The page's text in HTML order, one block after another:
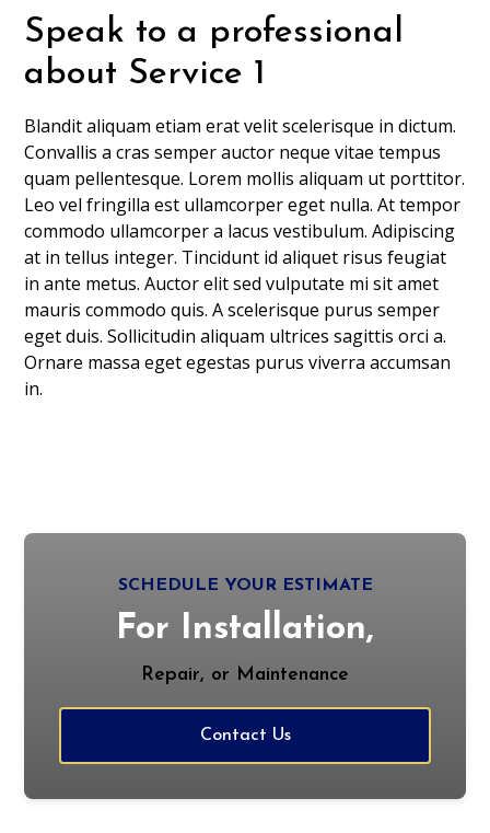
Speak to a professional
about Service 1
Blandit aliquam etiam erat velit scelerisque in dictum.
Convallis a cras semper auctor neque vitae tempus
quam pellentesque. Lorem mollis aliquam ut porttitor.
Leo vel fringilla est ullamcorper eget nulla. At tempor
commodo ullamcorper a lacus vestibulum. Adipiscing
at in tellus integer. Tincidunt id aliquet risus feugiat
in ante metus. Auctor elit sed vulputate mi sit amet
mauris commodo quis. A scelerisque purus semper
eget duis. Sollicitudin aliquam ultrices sagittis orci a.
Ornare massa eget egestas purus viverra accumsan
in.
SCHEDULE YOUR ESTIMATE
For Installation,
Repair, or Maintenance
Contact Us